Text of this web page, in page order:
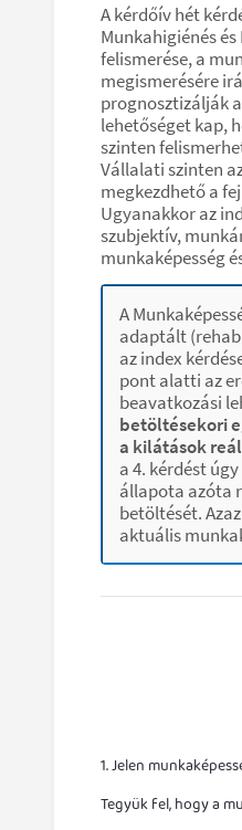
A kérdőív hét
Munkahigiénés
felismerése, a
megismerésére
prognosztizálják
lehetőséget kap,
szinten
Vállalati szinten
megkezdhető a
Ugyanakkor az
szubjektív,
munkaképesség
A
adaptált
az index
pont alatti az
beavatkozási
betöltésekori
a kilátások
a 4. kérdést
állapota azóta
betöltését.
aktuális
1. Jelen
Tegyük fel, hogy a